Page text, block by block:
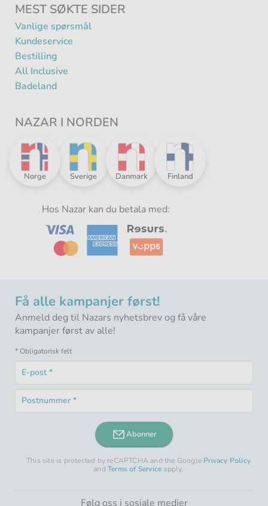
MEST SØKTE SIDER
Vanlige spørsmål
Kundeservice
Bestilling
All Inclusive
Badeland
NAZAR I NORDEN
Nazar
-
Sverige
Nazar
-
Danmark
Nazar
-
Finland
Nazar
Norge
Hos Nazar kan du betala med:
Få alle kampanjer først!
Anmeld deg til Nazars nyhetsbrev og få våre
kampanjer først av alle!
* Obligatorisk felt
E-
post
felt
Postnummer
Obligatorisk
Abonner
This site is protected by reCAPTCHA and the Google Privacy Policy
andTerms of Service apply.
Følg oss i sosiale medier